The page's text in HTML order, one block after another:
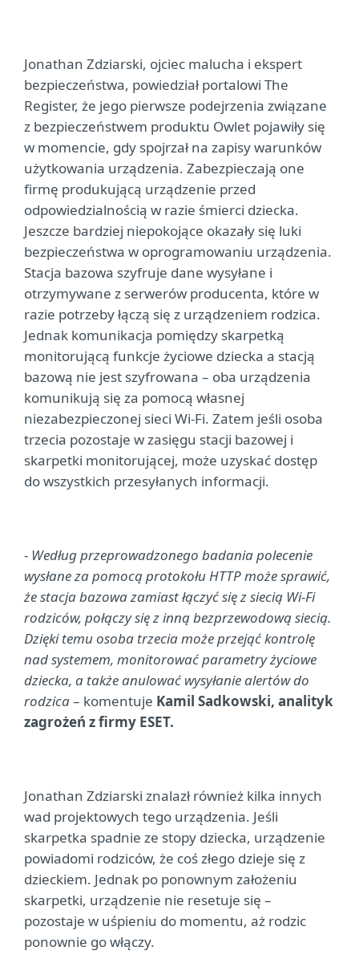
Jonathan Zdziarski, ojciec malucha i ekspert
bezpieczeństwa, powiedział portalowi The
Register, że jego pierwsze podejrzenia związane
z bezpieczeństwem produktu Owlet pojawiły się
w momencie, gdy spojrzał na zapisy warunków
użytkowania urządzenia. Zabezpieczają one
firmę produkującą urządzenie przed
odpowiedzialnością w razie śmierci dziecka.
Jeszcze bardziej niepokojące okazały się luki
bezpieczeństwa w oprogramowaniu urządzenia.
Stacja bazowa szyfruje dane wysyłane i
otrzymywane z serwerów producenta, które w
razie potrzeby łączą się z urządzeniem rodzica.
Jednak komunikacja pomiędzy skarpetką
monitorującą funkcje życiowe dziecka a stacją
bazową nie jest szyfrowana – oba urządzenia
komunikują się za pomocą własnej
niezabezpieczonej sieci Wi-Fi. Zatem jeśli osoba
trzecia pozostaje w zasięgu stacji bazowej i
skarpetki monitorującej, może uzyskać dostęp
do wszystkich przesyłanych informacji.
- Według przeprowadzonego badania polecenie
wysłane za pomocą protokołu HTTP może sprawić,
że stacja bazowa zamiast łączyć się z siecią Wi-Fi
rodziców, połączy się z inną bezprzewodową siecią.
Dzięki temu osoba trzecia może przejąć kontrolę
nad systemem, monitorować parametry życiowe
dziecka, a także anulować wysyłanie alertów do
rodzica– komentuje Kamil Sadkowski, analityk
zagrożeń z firmy ESET.
Jonathan Zdziarski znalazł również kilka innych
wad projektowych tego urządzenia. Jeśli
skarpetka spadnie ze stopy dziecka, urządzenie
powiadomi rodziców, że coś złego dzieje się z
dzieckiem. Jednak po ponownym założeniu
skarpetki, urządzenie nie resetuje się –
pozostaje w uśpieniu do momentu, aż rodzic
ponownie go włączy.